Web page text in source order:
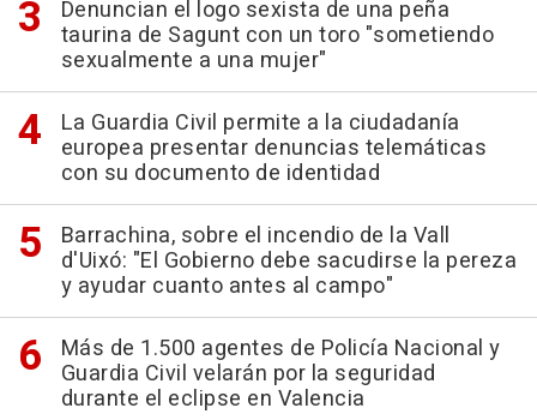
Denuncian el logo sexista de una peña
taurina de Sagunt con un toro "sometiendo
sexualmente a una mujer"
La Guardia Civil permite a la ciudadanía
europea presentar denuncias telemáticas
con su documento de identidad
Barrachina, sobre el incendio de la Vall
d'Uixó: "El Gobierno debe sacudirse la pereza
y ayudar cuanto antes al campo"
Más de 1.500 agentes de Policía Nacional y
Guardia Civil velarán por la seguridad
durante el eclipse en Valencia